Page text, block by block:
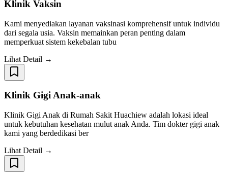
Klinik Vaksin
Kami menyediakan layanan vaksinasi komprehensif untuk individu
dari segala usia. Vaksin memainkan peran penting dalam
memperkuat sistem kekebalan tubu
Lihat Detail →
Klinik Gigi Anak-anak
Klinik Gigi Anak di Rumah Sakit Huachiew adalah lokasi ideal
untuk kebutuhan kesehatan mulut anak Anda. Tim dokter gigi anak
kami yang berdedikasi ber
Lihat Detail →